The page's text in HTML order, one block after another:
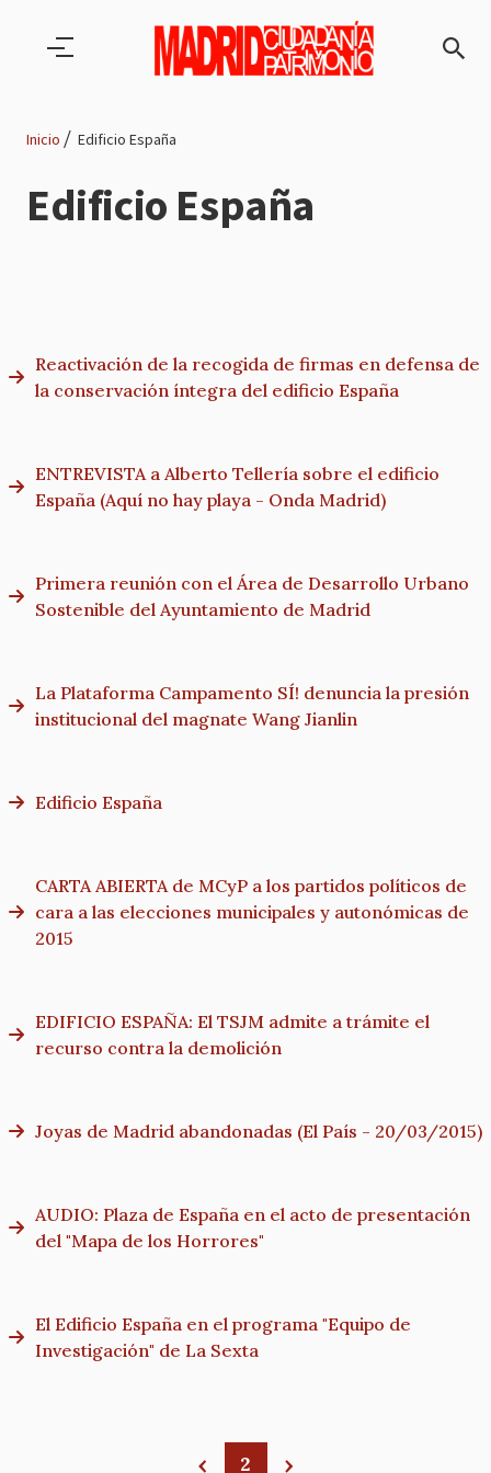
Ruta
de
Inicio Edificio España
Edificio España
Reactivación de la recogida de firmas en defensa de
la conservación íntegra del edificio España
ENTREVISTA a Alberto Tellería sobre el edificio
España (Aquí no hay playa - Onda Madrid)
Primera reunión con el Área de Desarrollo Urbano
Sostenible del Ayuntamiento de Madrid
La Plataforma Campamento SÍ! denuncia la presión
institucional del magnate Wang Jianlin
Edificio España
CARTA ABIERTA de MCyP a los partidos políticos de
cara a las elecciones municipales y autonómicas de
2015
EDIFICIO ESPAÑA: El TSJM admite a trámite el
recurso contra la demolición
Joyas de Madrid abandonadas (El País - 20/03/2015)
AUDIO: Plaza de España en el acto de presentación
del "Mapa de los Horrores"
El Edificio España en el programa "Equipo de
Investigación" de La Sexta
2